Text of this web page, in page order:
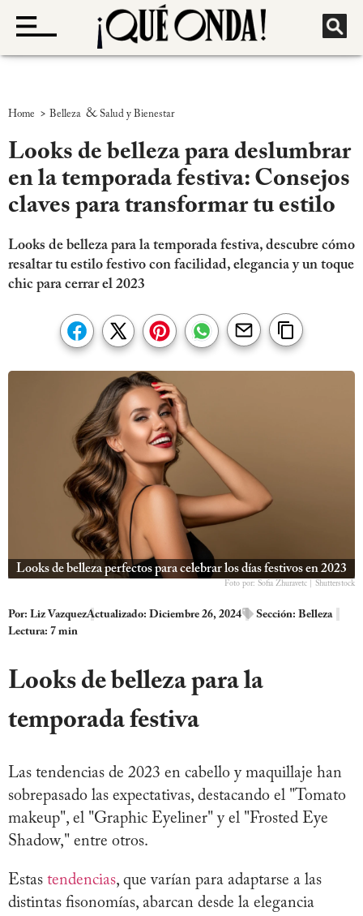
Home > Belleza & Salud y Bienestar
Looks de belleza para deslumbrar
en la temporada festiva: Consejos
claves para transformar tu estilo
Looks de belleza para la temporada festiva, descubre cómo
resaltar tu estilo festivo con facilidad, elegancia y un toque
chic para cerrar el 2023
Looks de belleza perfectos para celebrar los días festivos en 2023
Foto por: Sofia Zhuravetc | Shutterstock
Por: Liz VazquezActualizado: Diciembre 26, 2024 Sección: Belleza
Lectura: 7 min
Looks de belleza para la
temporada festiva
Las tendencias de 2023 en cabello y maquillaje han
sobrepasado las expectativas, destacando el "Tomato
makeup", el "Graphic Eyeliner" y el "Frosted Eye
Shadow," entre otros.
Estas tendencias, que varían para adaptarse a las
distintas fisonomías, abarcan desde la elegancia